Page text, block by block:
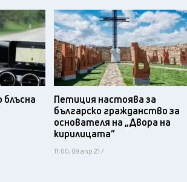
Петиция настоява за
българско гражданство за
основателя на „Двора на
кирилицата”
11:00, 09 апр 21 /